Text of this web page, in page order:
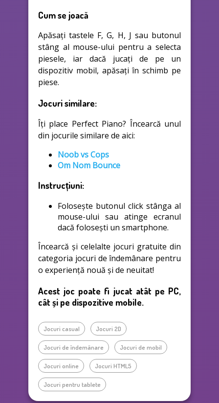
Cum se joacă
Apăsați tastele F, G, H, J sau butonul
stâng al mouse-ului pentru a selecta
piesele, iar dacă jucați de pe un
dispozitiv mobil, apăsați în schimb pe
piese.
Jocuri similare:
Îți place Perfect Piano? Încearcă unul
din jocurile similare de aici:
Noob vs Cops
Om Nom Bounce
Instrucțiuni:
Folosește butonul click stânga al
mouse-ului sau atinge ecranul
dacă folosești un smartphone.
Încearcă și celelalte jocuri gratuite din
categoria jocuri de îndemânare pentru
o experiență nouă și de neuitat!
Acest joc poate fi jucat atât pe PC,
cât și pe dispozitive mobile.
Jocuri casual Jocuri 2D
Jocuri de îndemânare Jocuri de mobil
Jocuri online Jocuri HTML5
Jocuri pentru tablete